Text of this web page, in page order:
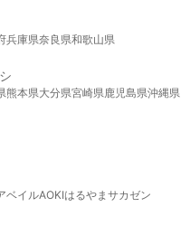
兵庫県奈良県和歌山県
熊本県大分県宮崎県鹿児島県沖縄県
ベイルAOKIはるやま サカゼン